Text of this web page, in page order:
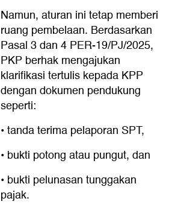
Namun, aturan ini tetap memberi
ruang pembelaan. Berdasarkan
Pasal 3 dan 4 PER-19/PJ/2025,
PKP berhak mengajukan
klarifikasi tertulis kepada KPP
dengan dokumen pendukung
seperti:
• tanda terima pelaporan SPT,
• bukti potong atau pungut, dan
• bukti pelunasan tunggakan
pajak.